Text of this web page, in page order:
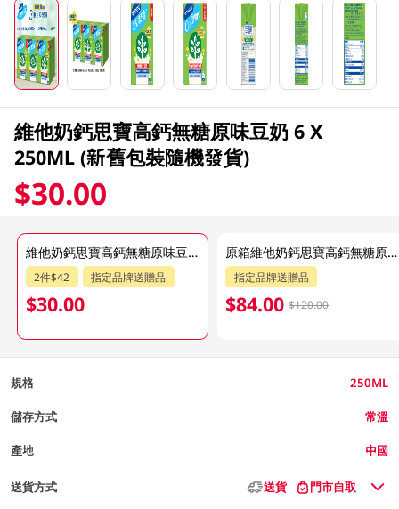
維他奶鈣思寶高鈣無糖原味豆奶 6 X
250ML (新舊包裝隨機發貨)
$30.00
維他奶鈣思寶高鈣無糖原味豆奶 6 X 250ML (新舊包裝隨機發貨)
2件$42 指定品牌送贈品
$30.00
原箱維他奶鈣思寶高鈣無糖原味豆奶 24 X 250ML (新舊包裝隨機發貨)
指定品牌送贈品
$84.00 $120.00
規格 250ML
儲存方式 常溫
產地 中國
送貨方式 送貨 門市自取